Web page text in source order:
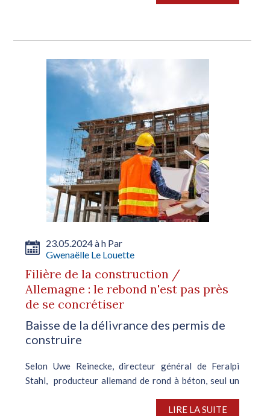
23.05.2024 à h Par
Gwenaëlle Le Louette
Filière de la construction /
Allemagne : le rebond n'est pas près
de se concrétiser
Baisse de la délivrance des permis de
construire
Selon Uwe Reinecke, directeur général de Feralpi
Stahl, producteur allemand de rond à béton, seul un
durablement l’activité de la construction outre-Rhin.
LIRE LA SUITE